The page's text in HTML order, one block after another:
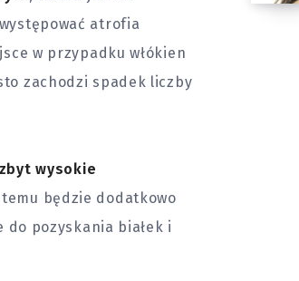
atrofia
w przypadku włókien
zachodzi spadek liczby
wysokie
temu będzie dodatkowo
pozyskania białek i